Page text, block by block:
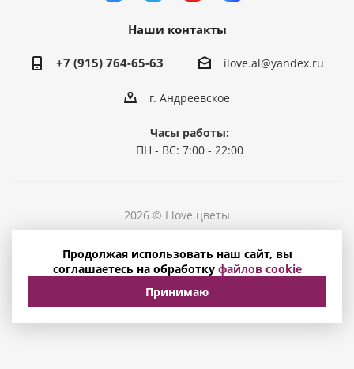
Наши контакты
+7 (915) 764-65-63 ilove.al@yandex.ru
г. Андреевское
Часы работы:
ПН - ВС: 7:00 - 22:00
2026 © I love цветы
Политика конфиденциальности
Соглашение на обработку персональных данных
Продолжая использовать наш сайт, вы
соглашаетесь на обработку файлов cookie
Принимаю